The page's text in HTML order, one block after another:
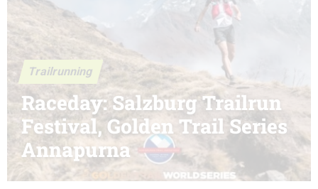
Trailrunning
Raceday: Salzburg Trailrun
Festival, Golden Trail Series
Annapurna